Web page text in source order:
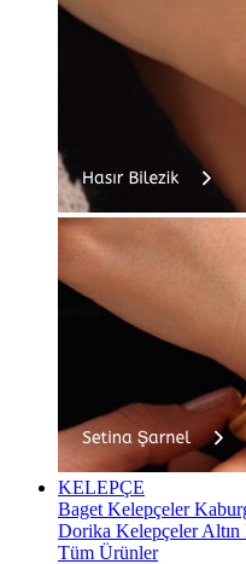
KELEPÇE
Baget Kelepçeler
Dorika KelepçelerAltın
Tüm Ürünler